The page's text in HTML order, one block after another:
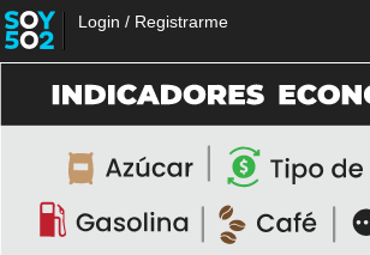
Login / Registrarme